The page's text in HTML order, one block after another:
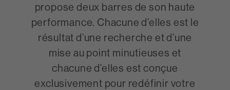
propose deux barres de son haute
performance. Chacune d’elles est le
résultat d’une recherche et d’une
mise au point minutieuses et
chacune d’elles est conçue
exclusivement pour redéfinir votre